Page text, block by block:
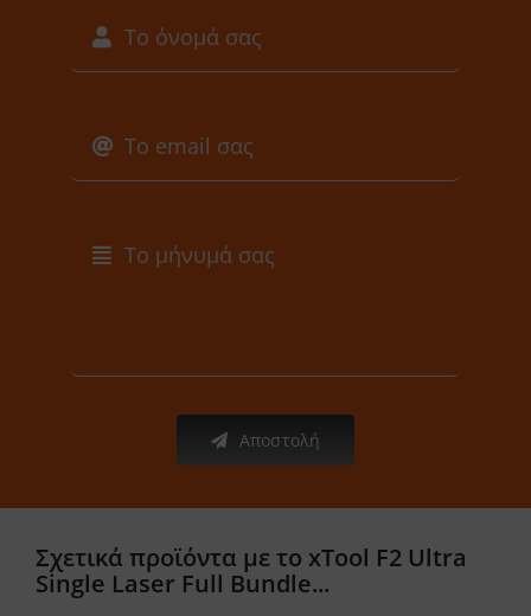
Αποστολή
Σχετικά προϊόντα με το xTool F2 Ultra
Single Laser Full Bundle...